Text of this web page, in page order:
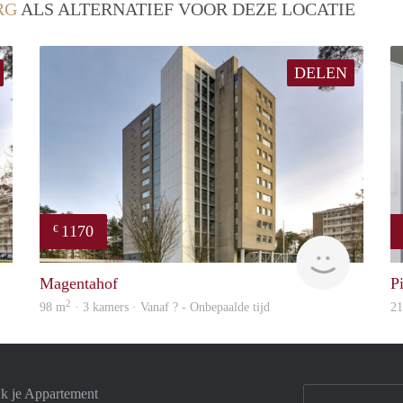
ALS ALTERNATIEF VOOR DEZE LOCATIE
finder
DELEN
€ 1170
Woning
Magentahof
98 m2 · 3 kamers · Vanaf ? - Onbepaalde tijd
je Appartement